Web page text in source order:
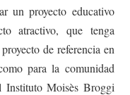
un proyecto educativo
atractivo, que tenga
de referencia en
para la comunidad
Instituto Moisès Broggi